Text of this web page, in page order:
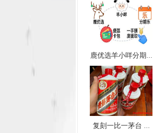
鹿优选羊小咩分期...
复刻一比一茅台 ...